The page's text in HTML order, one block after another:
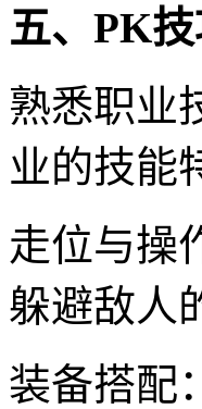
五、PK技
熟悉职业
业的技能
走位与操
躲避敌人
装备搭配